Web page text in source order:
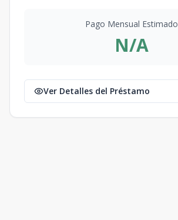
Pago Mensual Estimado
N/A
Ver Detalles del Préstamo